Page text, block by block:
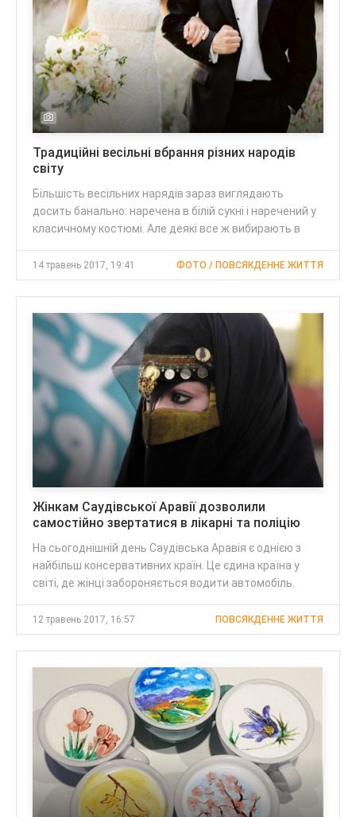
Традиційні весільні вбрання різних народів
світу
Більшість весільних нарядів зараз виглядають
досить банально: наречена в білій сукні і наречений у
класичному костюмі. Але деякі все ж вибирають в
14 травень 2017, 19:41 ФОТО / ПОВСЯКДЕННЕ ЖИТТЯ
Жінкам Саудівської Аравії дозволили
самостійно звертатися в лікарні та поліцію
На сьогоднішній день Саудівська Аравія є однією з
найбільш консервативних країн. Це єдина країна у
світі, де жінці забороняється водити автомобіль.
12 травень 2017, 16:57 ПОВСЯКДЕННЕ ЖИТТЯ